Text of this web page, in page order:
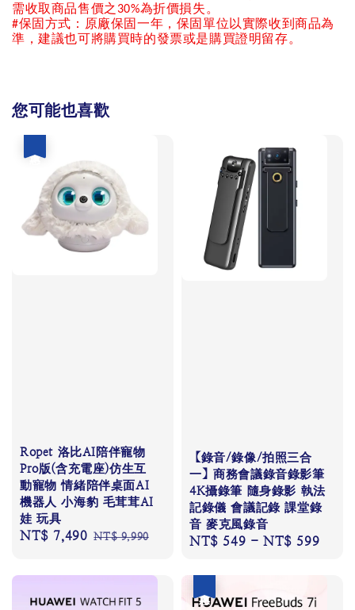
需收取商品售價之 30%為折價損失。
#保固方式：原廠保固一年，保固單位以實際收到商品為
準，建議也可將購買時的發票或是購買證明留存。
您可能也喜歡
Ropet 洛比AI陪伴寵物
Pro版(含充電座)仿生互
動寵物 情緒陪伴桌面AI
機器人 小海豹 毛茸茸AI
娃 玩具
Sale
NT$ 7,490 Regular
NT$ 9,990
【錄音/錄像/拍照三合
一】商務會議錄音錄影筆
4K攝錄筆 隨身錄影 執法
記錄儀 會議記錄 課堂錄
音 麥克風錄音
Regular
NT$ 549 -NT$ 599